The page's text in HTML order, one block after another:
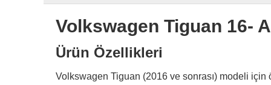
Volkswagen Tiguan 16-
Ürün Özellikleri
Volkswagen Tiguan (2016 ve sonrası) modeli